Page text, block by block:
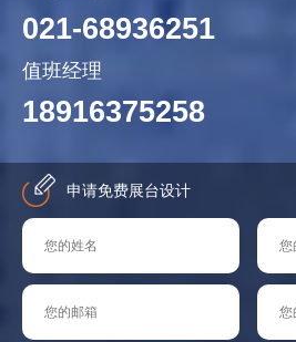
021-68936251
值班经理
18916375258
申请免费展台设计